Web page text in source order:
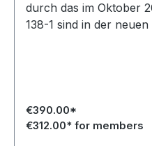
durch das im Oktober
138-1 sind in der
€390.00*
€312.00* for members